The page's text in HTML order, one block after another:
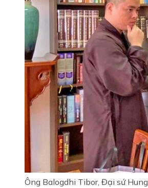
Ông Balogdhi Tibor, Đại sứ